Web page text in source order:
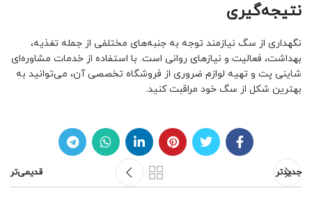
نتیجه‌گیری
نگهداری از سگ نیازمند توجه به جنبه‌های مختلفی از جمله تغذیه،
بهداشت، فعالیت و نیازهای روانی است. با استفاده از خدمات مشاوره‌ای
شاینی پت و تهیه لوازم ضروری از فروشگاه تخصصی آن، می‌توانید به
بهترین شکل از سگ خود مراقبت کنید.
جدیدتر قدیمی‌تر